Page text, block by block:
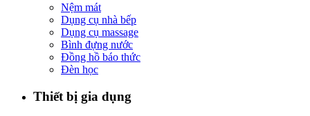
Nệm mát
Dụng cụ nhà bếp
Dụng cụ massage
Bình đựng nước
Đồng hồ báo thức
Đèn học
Thiết bị gia dụng